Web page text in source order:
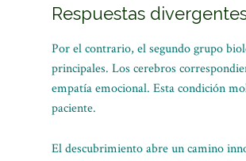
Respuestas
Por el contrario, el segundo grupo
principales. Los cerebros
empatía emocional. Esta condición
paciente.
El descubrimiento abre un camino